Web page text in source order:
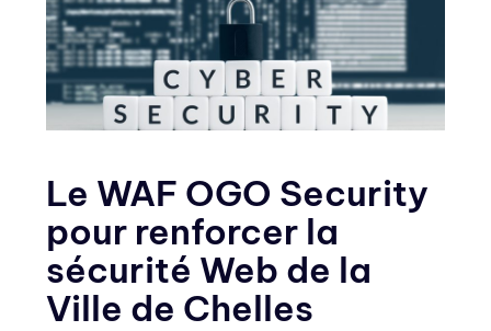
Le WAF OGO Security
pour renforcer la
sécurité Web de la
Ville de Chelles